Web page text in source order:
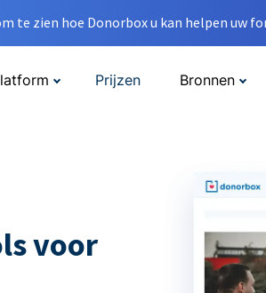
te zien hoe Donorbox u kan helpen uw
Prijzen Bronnen
voor